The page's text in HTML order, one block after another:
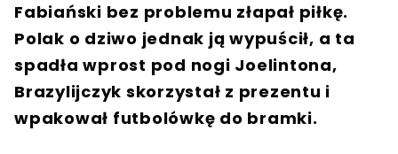
Fabiański bez problemu złapał piłkę.
Polak o dziwo jednak ją wypuścił, a ta
spadła wprost pod nogi Joelintona,
Brazylijczyk skorzystał z prezentu i
wpakował futbolówkę do bramki.